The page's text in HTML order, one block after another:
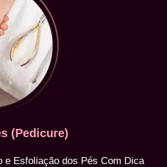
(Pedicure)
e Esfoliação dos Pés Com Dica